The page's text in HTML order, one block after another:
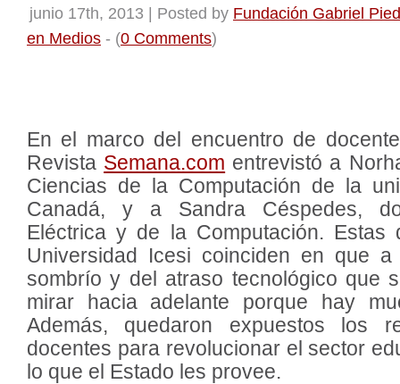
junio 17th, 2013 | Posted by Fundación Gabriel
en Medios - (0 Comments)
En el marco del encuentro de
Revista Semana.com entrevistó a
Ciencias de la Computación de la
Canadá, y a Sandra Céspedes,
Eléctrica y de la Computación. Estas
Universidad Icesi coinciden en que
sombrío y del atraso tecnológico que
mirar hacia adelante porque hay
Además, quedaron expuestos los
docentes para revolucionar el sector
lo que el Estado les provee.